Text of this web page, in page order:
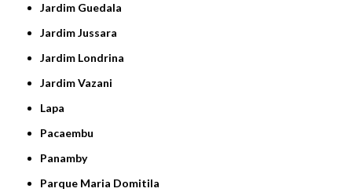
Jardim Guedala
Jardim Jussara
Jardim Londrina
Jardim Vazani
Lapa
Pacaembu
Panamby
Parque Maria Domitila